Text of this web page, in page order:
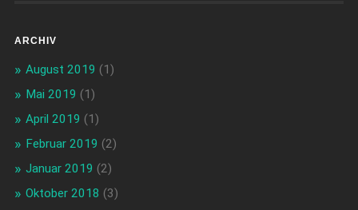
ARCHIV
August 2019 (1)
Mai 2019 (1)
April 2019 (1)
Februar 2019 (2)
Januar 2019 (2)
Oktober 2018 (3)